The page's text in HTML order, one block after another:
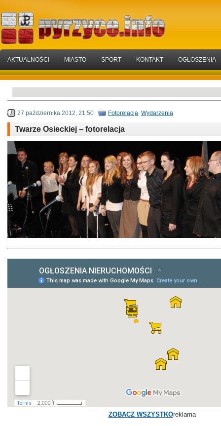
AKTUALNOŚCI MIASTO SPORT KONTAKT OGŁOSZENIA
27 października 2012, 21:50 Fotorelacja Wydarzenia
Twarze Osieckiej – fotorelacja
ZOBACZ WSZYSTKOreklama